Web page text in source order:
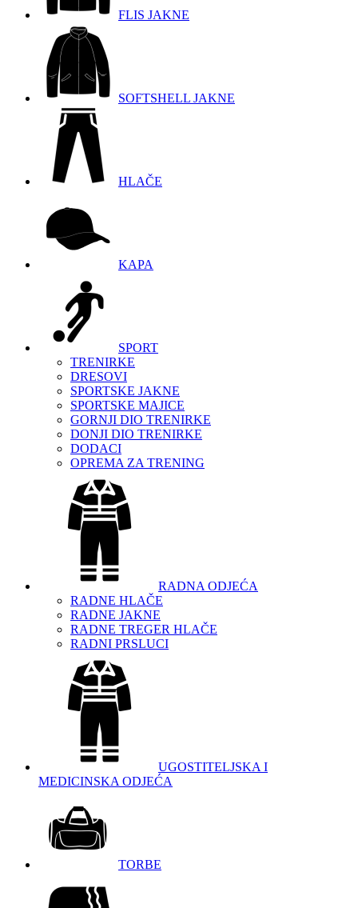
FLIS JAKNE
SOFTSHELL JAKNE
HLAČE
KAPA
SPORT
TRENIRKE
DRESOVI
SPORTSKE JAKNE
SPORTSKE MAJICE
GORNJI DIO TRENIRKE
DONJI DIO TRENIRKE
DODACI
OPREMA ZA TRENING
RADNA ODJEĆA
RADNE HLAČE
RADNE JAKNE
RADNE TREGER HLAČE
RADNI PRSLUCI
UGOSTITELJSKA I
MEDICINSKA ODJEĆA
TORBE